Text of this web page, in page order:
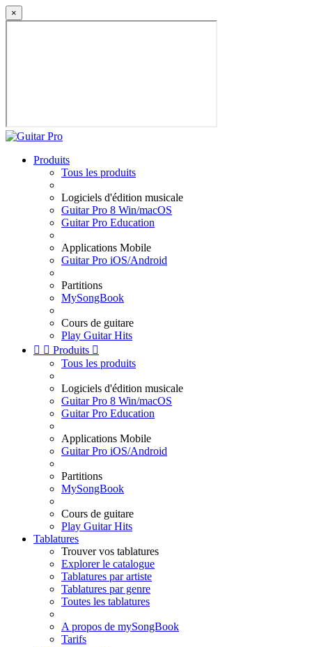
×
Produits
Tous les produits
Logiciels d'édition musicale
Guitar Pro 8 Win/macOS
Guitar Pro Education
Applications Mobile
Guitar Pro iOS/Android
Partitions
MySongBook
Cours de guitare
Play Guitar Hits
  Produits 
Tous les produits
Logiciels d'édition musicale
Guitar Pro 8 Win/macOS
Guitar Pro Education
Applications Mobile
Guitar Pro iOS/Android
Partitions
MySongBook
Cours de guitare
Play Guitar Hits
Tablatures
Trouver vos tablatures
Explorer le catalogue
Tablatures par artiste
Tablatures par genre
Toutes les tablatures
A propos de mySongBook
Tarifs